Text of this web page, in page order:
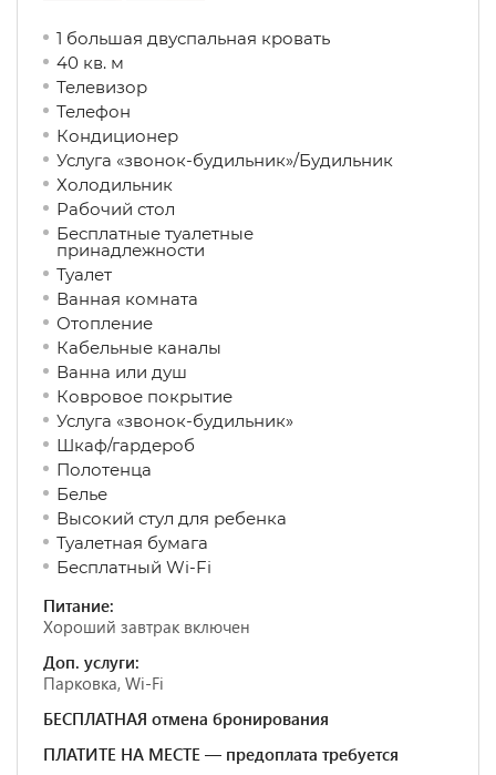
1 большая двуспальная кровать
40 кв. м
Телевизор
Телефон
Кондиционер
Услуга «звонок-будильник»/Будильник
Холодильник
Рабочий стол
Бесплатные туалетные
принадлежности
Туалет
Ванная комната
Отопление
Кабельные каналы
Ванна или душ
Ковровое покрытие
Услуга «звонок-будильник»
Шкаф/гардероб
Полотенца
Белье
Высокий стул для ребенка
Туалетная бумага
Бесплатный Wi-Fi
Питание:
Хороший завтрак включен
Доп. услуги:
Парковка, Wi-Fi
БЕСПЛАТНАЯ отмена бронирования
ПЛАТИТЕ НА МЕСТЕ — предоплата требуется